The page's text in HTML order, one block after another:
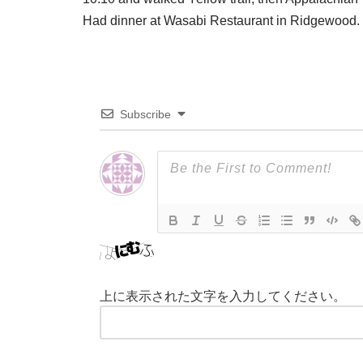
Had dinner at Wasabi Restaurant in Ridgewood.
Subscribe
上に表示された文字を入力してください。